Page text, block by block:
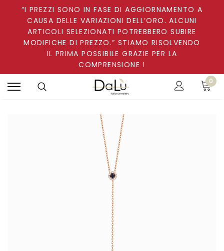
“I PREZZI SONO IN FASE DI AGGIORNAMENTO A
CAUSA DELLE VARIAZIONI DELL’ORO. ALCUNI
ARTICOLI SELEZIONATI POTREBBERO SUBIRE
MODIFICHE DI PREZZO.” STIAMO RISOLVENDO
IL PRIMA POSSIBILE GRAZIE PER LA
COMPRENSIONE !
0